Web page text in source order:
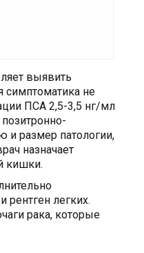
выявить
симптоматика не
ПСА 2,5-3,5 нг/мл
и размер патологии,
назначает
кишки.
рентген легких.
рака, которые